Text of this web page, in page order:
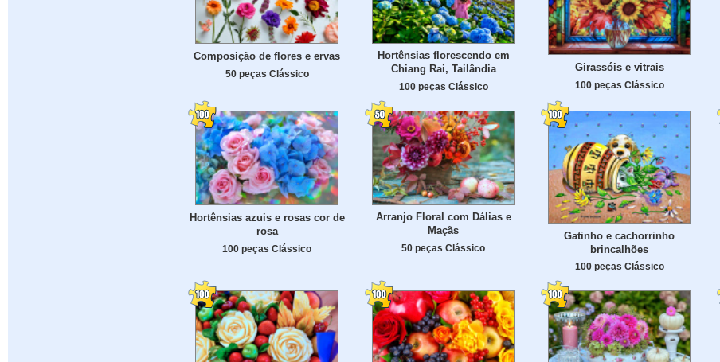
Composição de flores e ervas
50 peças Clássico
Hortênsias florescendo em
Chiang Rai, Tailândia
100 peças Clássico
Girassóis e vitrais
100 peças Clássico
Hortênsias azuis e rosas cor de
rosa
100 peças Clássico
Arranjo Floral com Dálias e
Maçãs
50 peças Clássico
Gatinho e cachorrinho
brincalhões
100 peças Clássico